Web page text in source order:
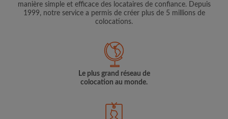
manière simple et efficace des locataires de confiance. Depuis
1999, notre service a permis de créer plus de 5 millions de
colocations.
Le plus grand réseau de
colocation au monde.